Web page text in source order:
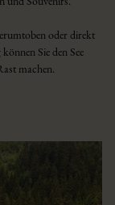
oder direkt
können Sie den See
machen.